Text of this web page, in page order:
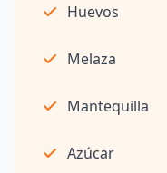
Huevos
Melaza
Mantequilla
Azúcar